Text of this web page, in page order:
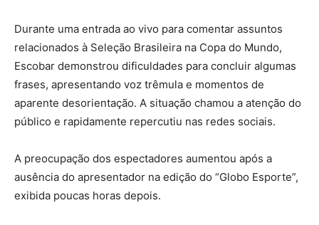
Durante uma entrada ao vivo para comentar assuntos
relacionados à Seleção Brasileira na Copa do Mundo,
Escobar demonstrou dificuldades para concluir algumas
frases, apresentando voz trêmula e momentos de
aparente desorientação. A situação chamou a atenção do
público e rapidamente repercutiu nas redes sociais.
A preocupação dos espectadores aumentou após a
ausência do apresentador na edição do “Globo Esporte”,
exibida poucas horas depois.